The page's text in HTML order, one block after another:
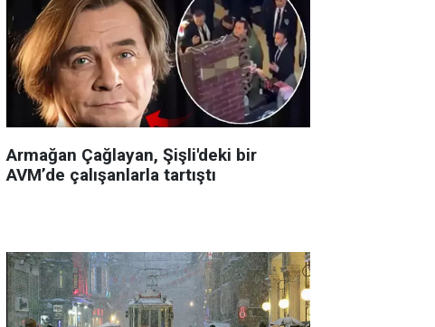
Armağan Çağlayan, Şişli'deki bir
AVM’de çalışanlarla tartıştı